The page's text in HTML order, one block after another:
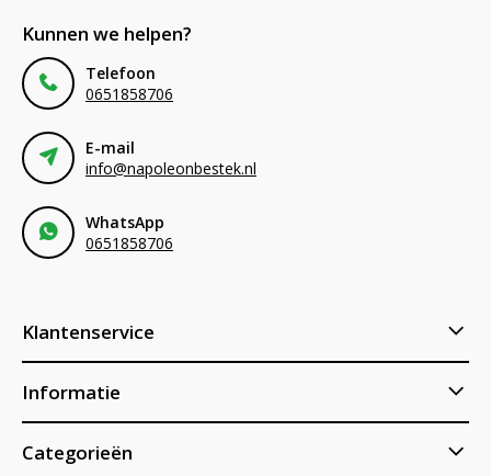
Kunnen we helpen?
Telefoon
0651858706
E-mail
info@napoleonbestek.nl
WhatsApp
0651858706
Klantenservice
Informatie
Categorieën